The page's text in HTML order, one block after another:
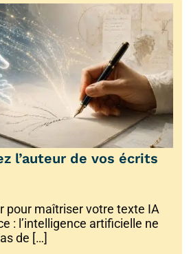
l’auteur de vos écrits
pour maîtriser votre texte IA
: l’intelligence artificielle ne
de […]